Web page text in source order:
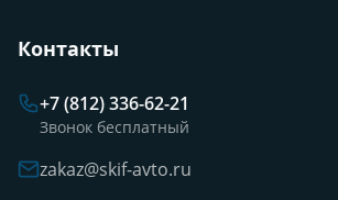
Контакты
+7 (812) 336-62-21
Звонок бесплатный
zakaz@skif-avto.ru